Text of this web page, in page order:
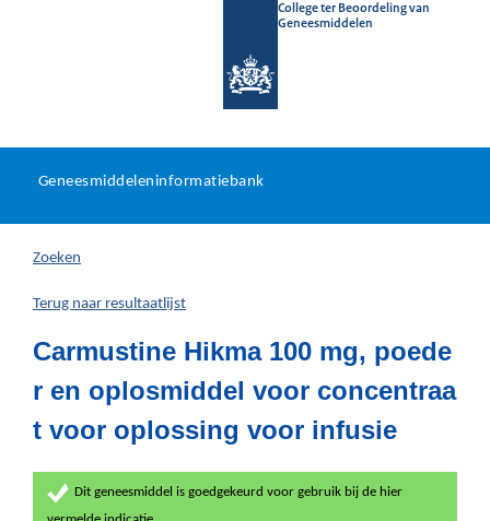
College ter Beoordeling van
Geneesmiddelen
U
hier:
Geneesmiddeleninformatiebank
Zoeken
Terug naar resultaatlijst
Carmustine Hikma 100 mg, poede
r en oplosmiddel voor concentraa
t voor oplossing voor infusie
Dit geneesmiddel is goedgekeurd voor gebruik bij de hier